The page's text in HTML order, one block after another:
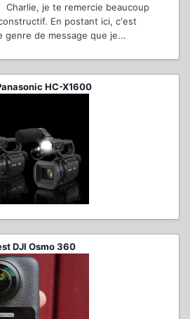
Charlie, je te remercie beaucoup
En postant ici, c'est
genre de message que je...
HC-X1600
DJI Osmo 360